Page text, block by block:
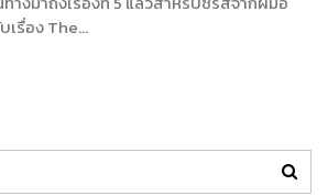
เรื่อง The…